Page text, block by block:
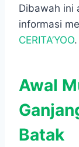
Dibawah ini
informasi
CERITA’YOO.
Awal
Batak